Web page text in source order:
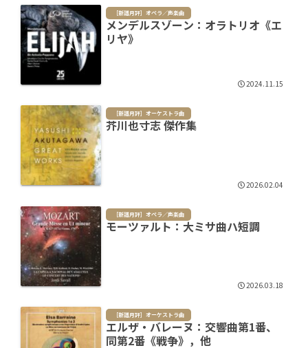
［新譜月評］オペラ／声楽曲
メンデルスゾーン：オラトリオ《エ
リヤ》
2024.11.15
［新譜月評］オーケストラ曲
芥川也寸志 傑作集
2026.02.04
［新譜月評］オペラ／声楽曲
モーツァルト：大ミサ曲ハ短調
2026.03.18
［新譜月評］オーケストラ曲
エルザ・バレーヌ：交響曲第1番、
同第2番《戦争》，他